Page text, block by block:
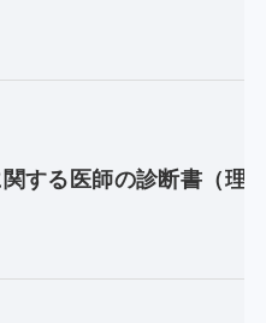
する医師の診断書（理